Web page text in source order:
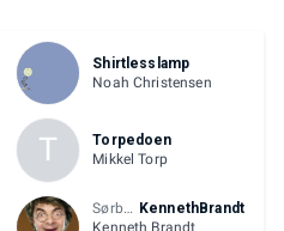
Shirtlesslamp
Noah Christensen
T
Torpedoen
Mikkel Torp
KennethBrandt
Kenneth Brandt